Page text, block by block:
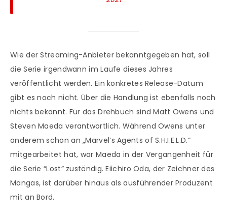
Wie der Streaming-Anbieter bekanntgegeben hat, soll
die Serie irgendwann im Laufe dieses Jahres
veröffentlicht werden. Ein konkretes Release-Datum
gibt es noch nicht. Über die Handlung ist ebenfalls noch
nichts bekannt. Für das Drehbuch sind Matt Owens und
Steven Maeda verantwortlich. Während Owens unter
anderem schon an „Marvel’s Agents of S.H.I.E.L.D.“
mitgearbeitet hat, war Maeda in der Vergangenheit für
die Serie “Lost” zuständig. Eiichiro Oda, der Zeichner des
Mangas, ist darüber hinaus als ausführender Produzent
mit an Bord.